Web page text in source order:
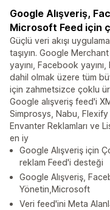
Google Alışveriş,
Microsoft Feed için
Güçlü veri akışı
taşıyın. Google
yayını, Facebook
dahil olmak üzere tüm
için zahmetsizce çoklu
Google alışveriş feed'i
Simprosys, Nabu, Flexify
Envanter Reklamları ve
en iy
Google Alışveriş için
reklam Feed'i desteği
Google Alışveriş,
Yönetin,Microsoft
Veri feed'ini Meta